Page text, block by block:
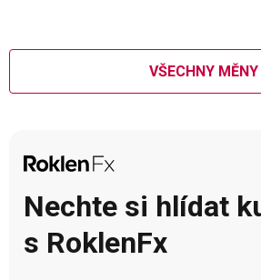
VŠECHNY MĚNY
Nechte si hlídat
s RoklenFx